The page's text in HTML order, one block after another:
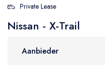
Private Lease
Nissan - X-Trail
Aanbieder